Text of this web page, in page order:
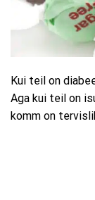
Kui teil on
Aga kui teil on
komm on